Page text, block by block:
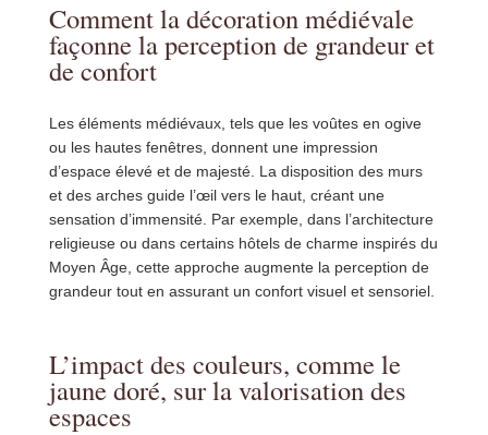
Comment la décoration médiévale
façonne la perception de grandeur et
de confort
Les éléments médiévaux, tels que les voûtes en ogive
ou les hautes fenêtres, donnent une impression
d’espace élevé et de majesté. La disposition des murs
et des arches guide l’œil vers le haut, créant une
sensation d’immensité. Par exemple, dans l’architecture
religieuse ou dans certains hôtels de charme inspirés du
Moyen Âge, cette approche augmente la perception de
grandeur tout en assurant un confort visuel et sensoriel.
L’impact des couleurs, comme le
jaune doré, sur la valorisation des
espaces